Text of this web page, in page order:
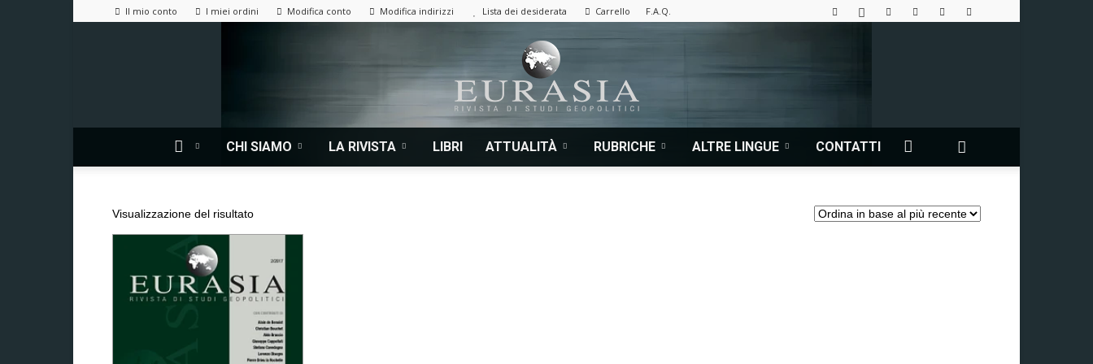
Il mio conto I miei ordini Modifica conto Modifica indirizzi Lista dei desiderata Carrello F.A.Q.
CHI SIAMO LA RIVISTA LIBRI ATTUALITÀ RUBRICHE ALTRE LINGUE CONTATTI
Visualizzazione del risultato